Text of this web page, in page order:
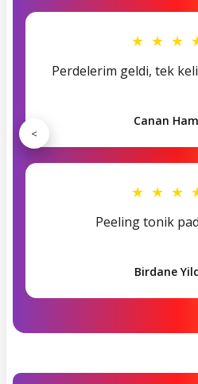
★ ★ ★
Perdelerim geldi, tek
Canan
★ ★ ★
Peeling tonik
Birdane
<